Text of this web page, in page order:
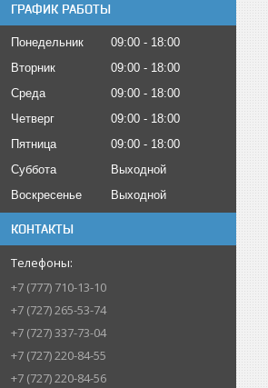
ГРАФИК РАБОТЫ
Понедельник 09:00
18:00
Вторник
09:00
18:00
Среда
09:00
18:00
Четверг
09:00
18:00
Пятница
09:00
18:00
Суббота
Выходной
Воскресенье
Выходной
КОНТАКТЫ
+7 (777) 710-13-10
+7 (727) 265-53-74
+7 (727) 337-73-04
+7 (727) 220-84-55
+7 (727) 220-84-56